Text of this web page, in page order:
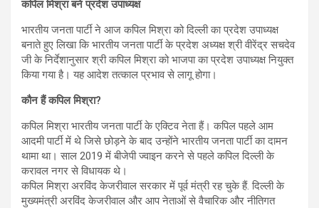
कपिल मिश्रा बने प्रदेश उपाध्यक्ष
भारतीय जनता पार्टी ने आज कपिल मिश्रा को दिल्ली का प्रदेश उपाध्यक्ष
बनाते हुए लिखा कि भारतीय जनता पार्टी के प्रदेश अध्यक्ष श्री वीरेंद्र सचदेव
जी के निर्देशानुसार श्री कपिल मिश्रा को भाजपा का प्रदेश उपाध्यक्ष नियुक्त
किया गया है। यह आदेश तत्काल प्रभाव से लागू होगा।
कौन हैं कपिल मिश्रा?
कपिल मिश्रा भारतीय जनता पार्टी के एक्टिव नेता हैं। कपिल पहले आम
आदमी पार्टी में थे जिसे छोड़ने के बाद उन्होंने भारतीय जनता पार्टी का दामन
थामा था। साल 2019 में बीजेपी ज्वाइन करने से पहले कपिल दिल्ली के
करावल नगर से विधायक थे।
कपिल मिश्रा अरविंद केजरीवाल सरकार में पूर्व मंत्री रह चुके हैं. दिल्ली के
मुख्यमंत्री अरविंद केजरीवाल और आप नेताओं से वैचारिक और नीतिगत